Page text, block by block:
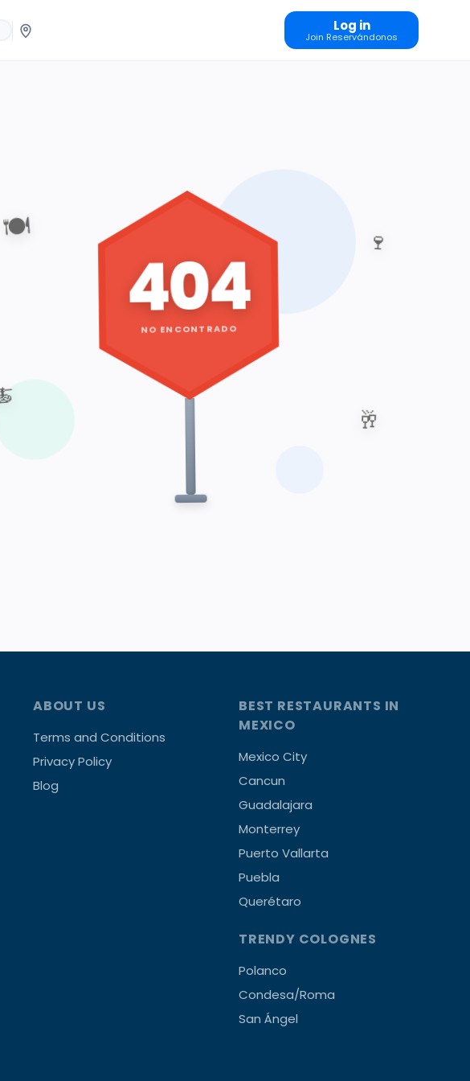
Log in
Join Reservándonos
🍽️ 🍷
🥂
404
NO ENCONTRADO
ABOUT US
Terms and Conditions
Privacy Policy
Blog
BEST RESTAURANTS IN
MEXICO
Mexico City
Cancun
Guadalajara
Monterrey
Puerto Vallarta
Puebla
Querétaro
TRENDY COLOGNES
Polanco
Condesa/Roma
San Ángel